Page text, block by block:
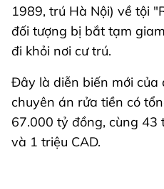
1989, trú Hà Nội) về tội
đối tượng bị bắt tạm
đi khỏi nơi cư trú.
Đây là diễn biến mới của
chuyên án rửa tiền có
67.000 tỷ đồng, cùng 43
và 1 triệu CAD.